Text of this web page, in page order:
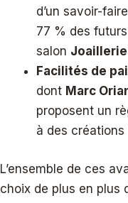
d’un savoir-
77 % des
salon
Facilités de
dont Marc
proposent un
à des
L’ensemble de ces
choix de plus en plus